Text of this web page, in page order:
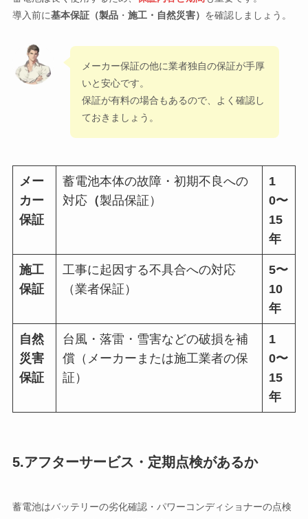
導入前に基本保証（製品・ 施工・自然災害） を確認しましょう。
メーカー保証の他に業者独自の保証が手厚
いと安心です。
保証が有料の場合もあるので、よく確認し
ておきましょう。
メー
カー
保証
蓄電池本体の故障・初期不良への
対応（製品保証）
1
0〜
15
年
施工
保証
工事に起因する不具合への対応
（業者保証）
5〜
10
年
自然
災害
保証
台風・落雷・雪害などの破損を補
償（メーカーまたは施工業者の保
証）
1
0〜
15
年
5.アフターサービス・定期点検があるか
蓄電池はバッテリーの劣化確認・パワーコンディショナーの点検